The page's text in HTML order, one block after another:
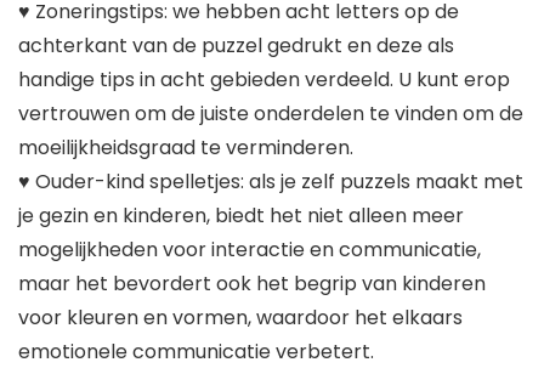
♥ Zoneringstips: we hebben acht letters op de
achterkant van de puzzel gedrukt en deze als
handige tips in acht gebieden verdeeld. U kunt erop
vertrouwen om de juiste onderdelen te vinden om de
moeilijkheidsgraad te verminderen.
♥ Ouder-kind spelletjes: als je zelf puzzels maakt met
je gezin en kinderen, biedt het niet alleen meer
mogelijkheden voor interactie en communicatie,
maar het bevordert ook het begrip van kinderen
voor kleuren en vormen, waardoor het elkaars
emotionele communicatie verbetert.